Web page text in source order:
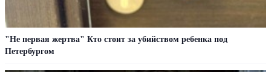
"Не первая жертва" Кто стоит за убийством ребенка под
Петербургом